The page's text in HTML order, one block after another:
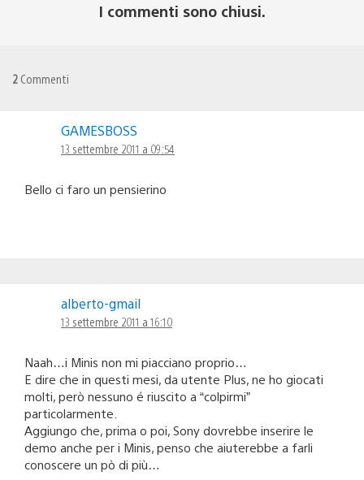
I commenti sono chiusi.
2 Commenti
GAMESBOSS
13 settembre 2011 a 09:54
Bello ci faro un pensierino
alberto-gmail
13 settembre 2011 a 16:10
Naah…i Minis non mi piacciano proprio…
E dire che in questi mesi, da utente Plus, ne ho giocati
molti, però nessuno é riuscito a “colpirmi”
particolarmente.
Aggiungo che, prima o poi, Sony dovrebbe inserire le
demo anche per i Minis, penso che aiuterebbe a farli
conoscere un pò di più…